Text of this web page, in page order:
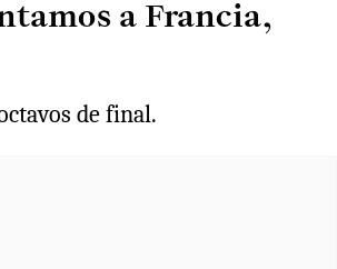
a Francia,
de final.